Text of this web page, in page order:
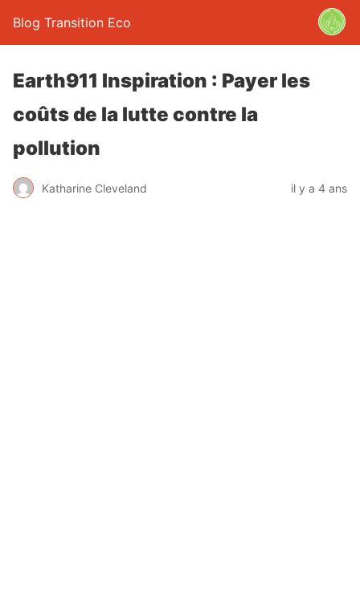
Blog Transition Eco
Earth911 Inspiration : Payer les
coûts de la lutte contre la
pollution
Katharine Cleveland il y a 4 ans